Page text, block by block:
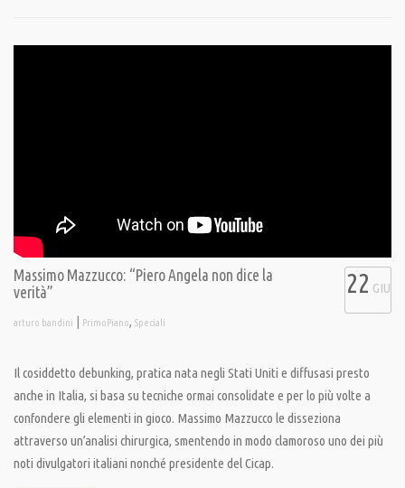
Massimo Mazzucco: “Piero Angela non dice la
verità”
arturo bandini | PrimoPiano, Speciali
22 GIU
Il cosiddetto debunking, pratica nata negli Stati Uniti e diffusasi presto
anche in Italia, si basa su tecniche ormai consolidate e per lo più volte a
confondere gli elementi in gioco. Massimo Mazzucco le disseziona
attraverso un’analisi chirurgica, smentendo in modo clamoroso uno dei più
noti divulgatori italiani nonché presidente del Cicap.